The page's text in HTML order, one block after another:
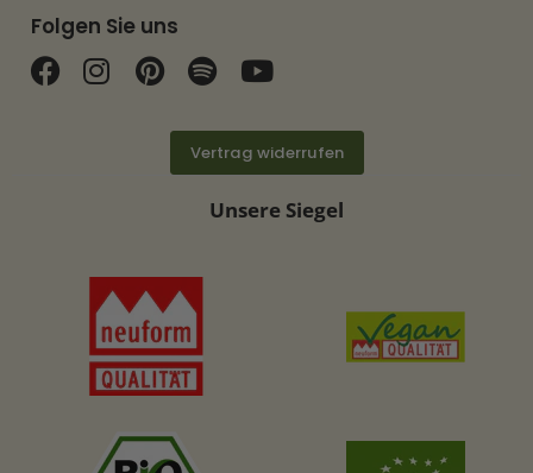
Folgen Sie uns
Finden Sie uns auf Facebook
Finden Sie uns auf Instagram
Finden Sie uns auf Pinterest
Finden Sie uns auf
Finden Sie uns auf
Vertrag widerrufen
Unsere Siegel